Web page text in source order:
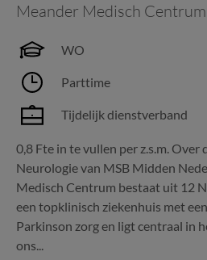
Meander Medisch Centrum
WO
Parttime
Tijdelijk dienstverband
0,8 Fte in te vullen per z.s.m. Over
Neurologie van MSB Midden
Medisch Centrum bestaat uit 12
een topklinisch ziekenhuis met
Parkinson zorg en ligt centraal in
ons...